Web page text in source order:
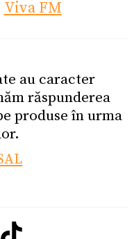
Viva FM
au caracter
răspunderea
produse în urma